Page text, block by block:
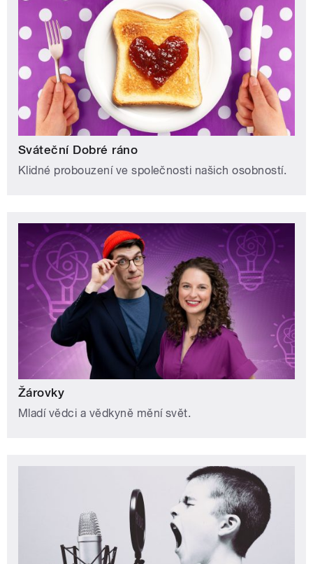
Sváteční Dobré ráno
Klidné probouzení ve společnosti našich osobností.
Žárovky
Mladí vědci a vědkyně mění svět.